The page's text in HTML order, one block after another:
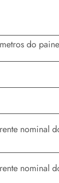
do
nominal
nominal